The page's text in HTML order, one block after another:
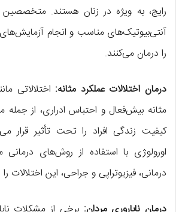
رایج، به ویژه در زنان هستند. متخصصین
آنتی‌بیوتیک‌های مناسب و انجام آزمایش‌های
را درمان می‌کنند.
درمان اختلالات عملکرد مثانه: اختلالاتی
مثانه بیش‌فعال و احتباس ادراری، از
کیفیت زندگی افراد را تحت تأثیر
اورولوژی با استفاده از روش‌های درمانی
درمانی، فیزیوتراپی و جراحی، این اختلالات